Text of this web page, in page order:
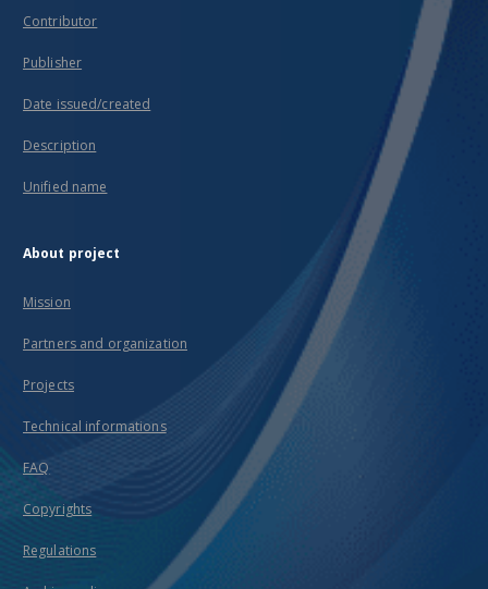
Contributor
Publisher
Date issued/created
Description
Unified name
About project
Mission
Partners and organization
Projects
Technical informations
FAQ
Copyrights
Regulations